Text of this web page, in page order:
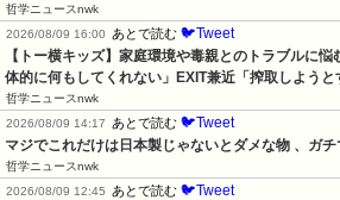
哲学ニュースnwk
2026/08/09 16:00
あとで読む 🐦Tweet
【トー横キッズ】家庭環境や毒親とのトラブルに
体的に何もしてくれない」EXIT兼近「搾取しようと
哲学ニュースnwk
2026/08/09 14:17
あとで読む 🐦Tweet
マジでこれだけは日本製じゃないとダメな物 、ガチ
哲学ニュースnwk
2026/08/09 12:45
あとで読む 🐦Tweet